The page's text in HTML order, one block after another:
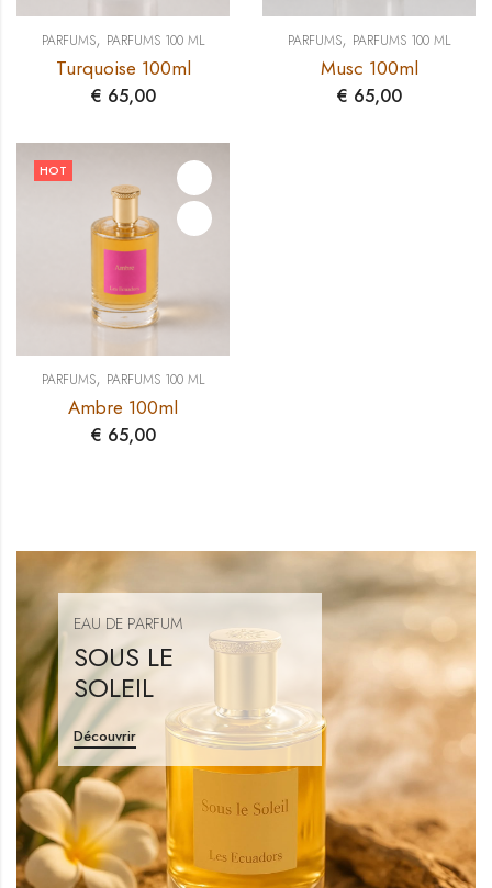
PARFUMS, PARFUMS 100 ML
Turquoise 100ml
€ 65,00
PARFUMS, PARFUMS 100 ML
Musc 100ml
€ 65,00
HOT
PARFUMS, PARFUMS 100 ML
Ambre 100ml
€ 65,00
EAU DE PARFUM
TURQUOISE
ABSOLU
Découvrir